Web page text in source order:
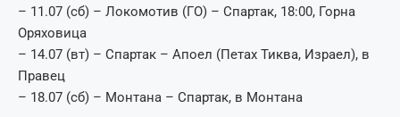
– 11.07 (сб) – Локомотив (ГО) – Спартак, 18:00, Горна
Оряховица
– 14.07 (вт) – Спартак – Апоел (Петах Тиква, Израел), в
Правец
– 18.07 (сб) – Монтана – Спартак, в Монтана